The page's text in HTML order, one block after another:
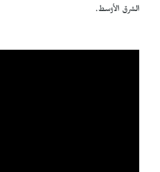
الشرق الأوسط.